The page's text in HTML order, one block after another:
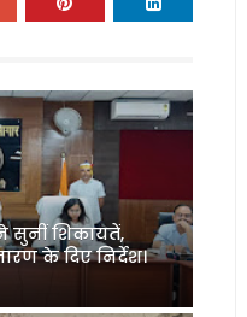
सुनीं शिकायतें,
के दिए निर्देश।